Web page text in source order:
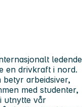
ledende
en drivkraft i nord.
betyr arbeidsiver,
med studenter,
utnytte vår